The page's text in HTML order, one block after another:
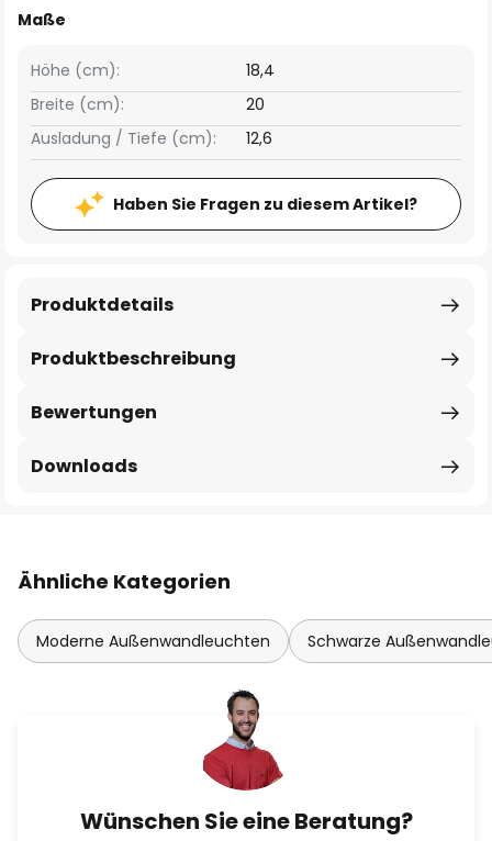
Maße
Breite (cm): 20
Höhe (cm): 18,4
Ausladung / Tiefe (cm): 12,6
Haben Sie Fragen zu diesem Artikel?
Produktbeschreibung
Produktdetails
Bewertungen
Downloads
Ähnliche Kategorien
Moderne Außenwandleuchten Schwarze
Wünschen Sie eine Beratung?